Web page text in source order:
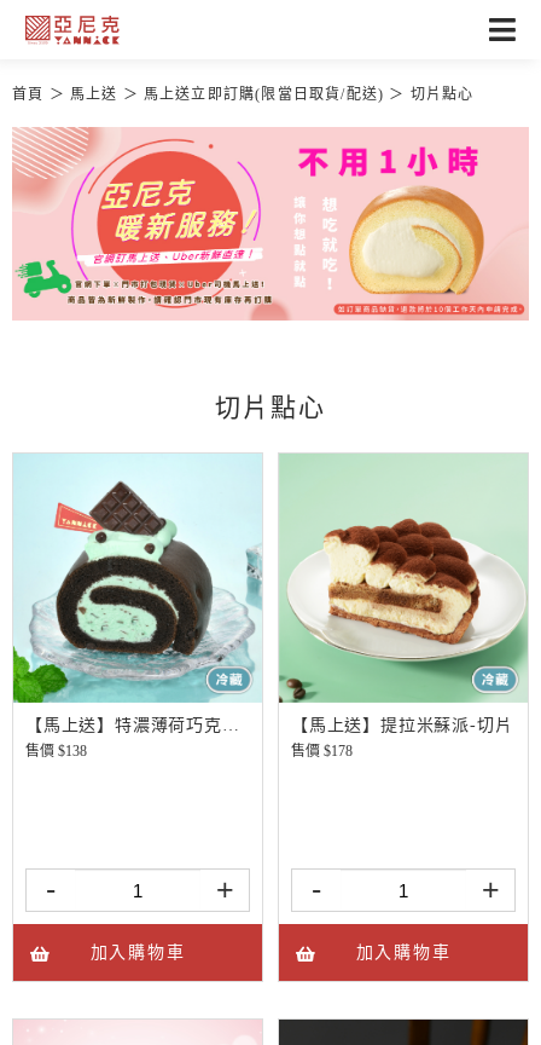
首頁 馬上送 馬上送立即訂購(限當日取貨/配送) 切片點心
切片點心
【馬上送】特濃薄荷巧克力脆片生乳捲-切片
售價 $138
- +
加入購物車
【馬上送】提拉米蘇派-切片
售價 $178
- +
加入購物車